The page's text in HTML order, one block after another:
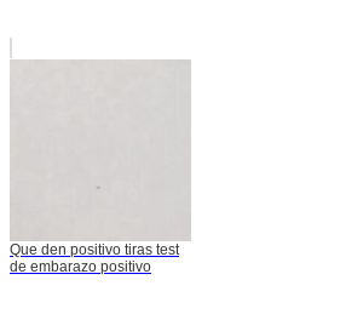
Que den positivo tiras test
de embarazo positivo